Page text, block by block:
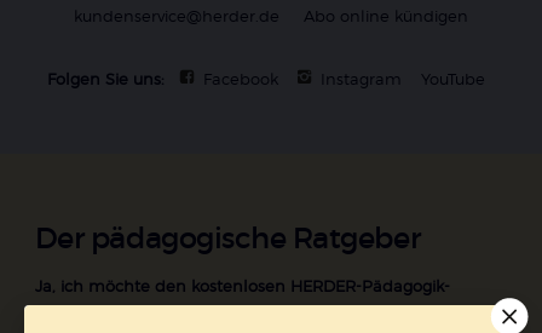
kundenservice@herder.de
Abo online kündigen
Folgen Sie uns: Facebook Instagram YouTube
Der pädagogische Ratgeber
Ja, ich möchte den kostenlosen HERDER-Pädagogik-